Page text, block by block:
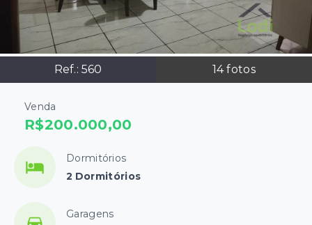
Ref.: 560 14fotos
Venda
R$200.000,00
Dormitórios
2 Dormitórios
Garagens